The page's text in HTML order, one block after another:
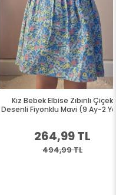
Kız Bebek Elbise Zıbınlı Çiçek
Fiyonklu Mavi (9 Ay-2 Yaş)
264,99 TL
494,99 TL